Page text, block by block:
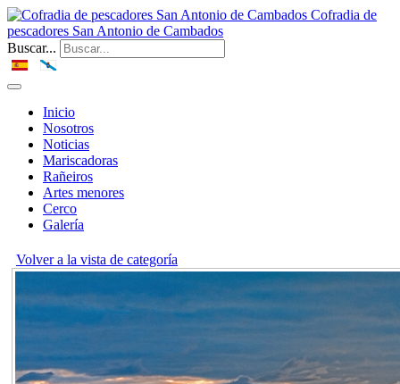
Cofradia de
pescadores San Antonio de Cambados
Buscar...
Inicio
Nosotros
Noticias
Mariscadoras
Rañeiros
Artes menores
Cerco
Galería
Volver a la vista de categoría